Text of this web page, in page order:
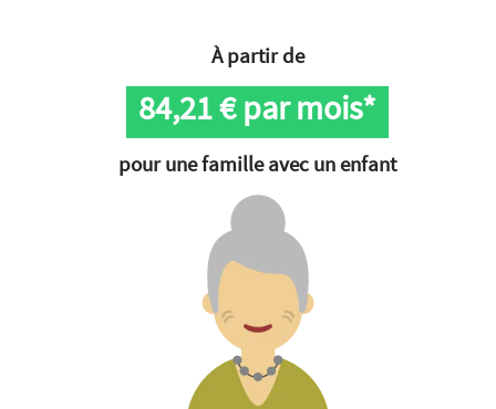
À partir de
84,21€ par mois*
pour une famille avec un enfant